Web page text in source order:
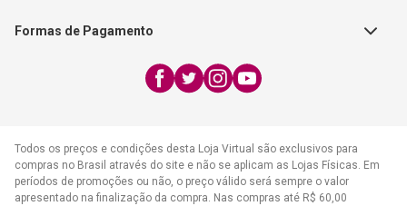
WhatsApp:
atendimento@cpad.com.br
Formas de Pagamento
Todos os preços e condições desta Loja Virtual são exclusivos para
compras no Brasil através do site e não se aplicam as Lojas Físicas. Em
períodos de promoções ou não, o preço válido será sempre o valor
apresentado na finalização da compra. Nas compras até R$ 60,00